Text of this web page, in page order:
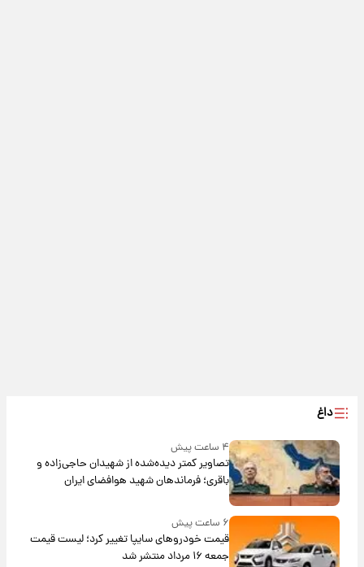
داغ
۴ ساعت پیش
تصاویر کمتر دیده‌شده از شهیدان حاجی‌زاده و
باقری؛ فرماندهان شهید هوافضای ایران
۶ ساعت پیش
قیمت خودروهای سایپا تغییر کرد؛ لیست قیمت
جمعه ۱۶ مرداد منتشر شد